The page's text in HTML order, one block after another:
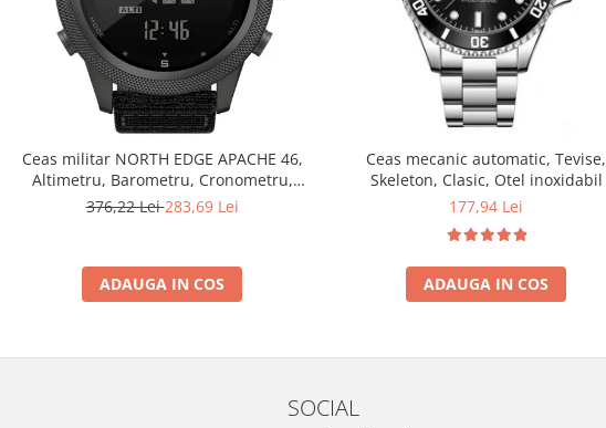
Ceas militar NORTH EDGE APACHE 46,
Altimetru, Barometru, Cronometru,
Termometru, Pedometru, Busola
376,22 Lei283,69 Lei
ADAUGA IN COS
Ceas mecanic automatic, Tevise,
Skeleton, Clasic, Otel inoxidabil
177,94 Lei
ADAUGA IN COS
SOCIAL